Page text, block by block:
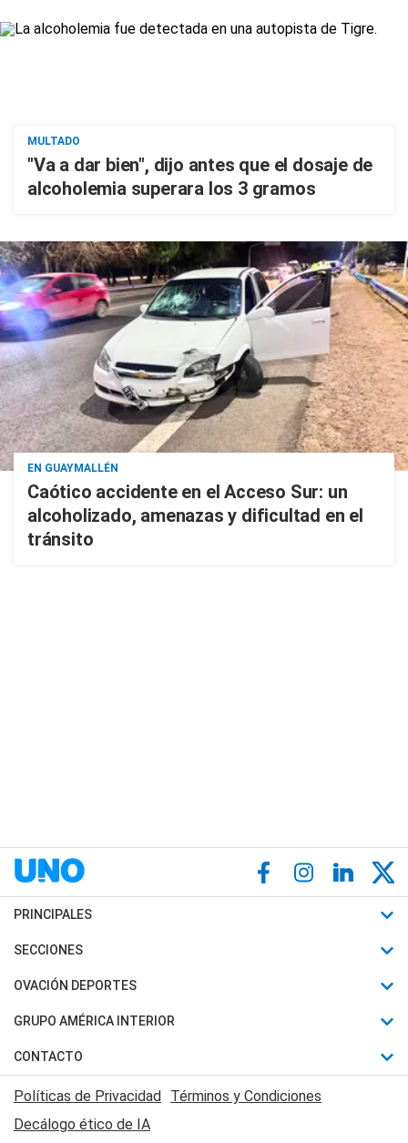
MULTADO
"Va a dar bien", dijo antes que el dosaje de
alcoholemia superara los 3 gramos
EN GUAYMALLÉN
Caótico accidente en el Acceso Sur: un
alcoholizado, amenazas y dificultad en el
tránsito
PRINCIPALES
Últimas Noticias
Política
Judiciales
Economia
SECCIONES
Horóscopo
Motores
Trucos caseros
Series y Películas
Edictos y Solicitadas
OVACIÓN DEPORTES
Fútbol
Mundial
Automovilismo
Rugby
GRUPO AMÉRICA INTERIOR
Canal 7 en Vivo
CONTACTO
Acerca de Nosotros
Contactanos
Políticas de Privacidad Términos y Condiciones
Decálogo ético de IA